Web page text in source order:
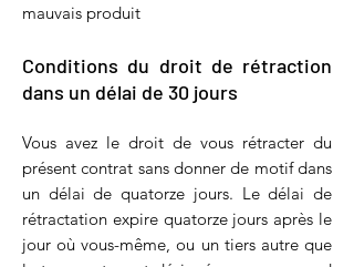
mauvais produit
Conditions du droit de rétraction
dans un délai de 30 jours
Vous avez le droit de vous rétracter du
présent contrat sans donner de motif dans
un délai de quatorze jours. Le délai de
rétractation expire quatorze jours après le
jour où vous-même, ou un tiers autre que